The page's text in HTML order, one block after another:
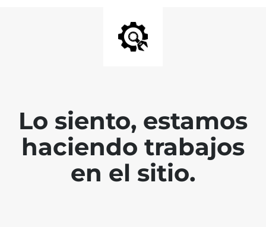
Lo siento, estamos
haciendo trabajos
en el sitio.